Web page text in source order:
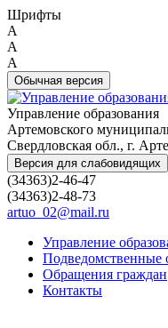
Шрифты
A
A
A
Обычная версия
Управление образования
Артемовского
Свердловская обл., г.
Версия для слабовидящих
(34363)2-46-47
(34363)2-48-73
artuo_02@mail.ru
Управление
Подведомственные
Обращения граждан
Контакты